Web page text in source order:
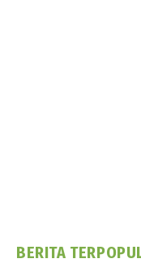
BERITA